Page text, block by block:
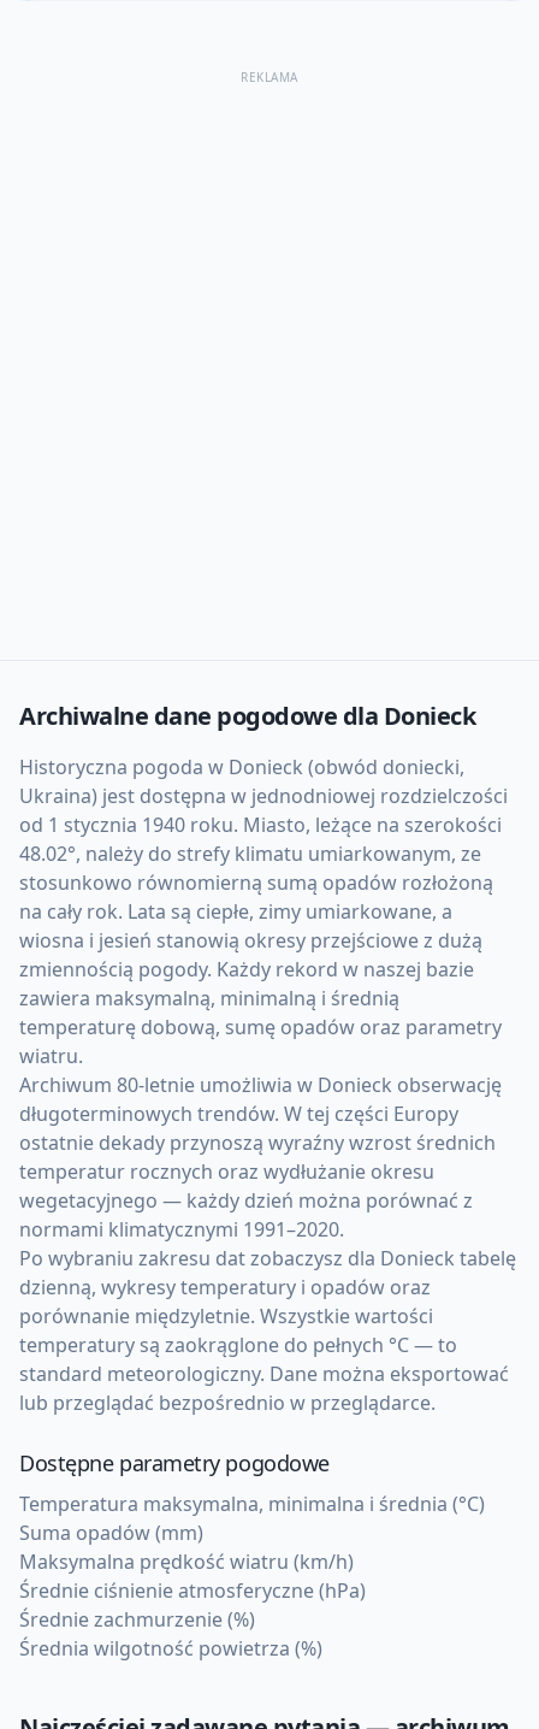
REKLAMA
Archiwalne dane pogodowe dla Donieck
Historyczna pogoda w Donieck (obwód doniecki,
Ukraina) jest dostępna w jednodniowej rozdzielczości
od 1 stycznia 1940 roku. Miasto, leżące na szerokości
48.02°, należy do strefy klimatu umiarkowanym, ze
stosunkowo równomierną sumą opadów rozłożoną
na cały rok. Lata są ciepłe, zimy umiarkowane, a
wiosna i jesień stanowią okresy przejściowe z dużą
zmiennością pogody. Każdy rekord w naszej bazie
zawiera maksymalną, minimalną i średnią
temperaturę dobową, sumę opadów oraz parametry
wiatru.
Archiwum 80-letnie umożliwia w Donieck obserwację
długoterminowych trendów. W tej części Europy
ostatnie dekady przynoszą wyraźny wzrost średnich
temperatur rocznych oraz wydłużanie okresu
wegetacyjnego — każdy dzień można porównać z
normami klimatycznymi 1991–2020.
Po wybraniu zakresu dat zobaczysz dla Donieck tabelę
dzienną, wykresy temperatury i opadów oraz
porównanie międzyletnie. Wszystkie wartości
temperatury są zaokrąglone do pełnych °C — to
standard meteorologiczny. Dane można eksportować
lub przeglądać bezpośrednio w przeglądarce.
Dostępne parametry pogodowe
Temperatura maksymalna, minimalna i średnia (°C)
Suma opadów (mm)
Maksymalna prędkość wiatru (km/h)
Średnie ciśnienie atmosferyczne (hPa)
Średnie zachmurzenie (%)
Średnia wilgotność powietrza (%)